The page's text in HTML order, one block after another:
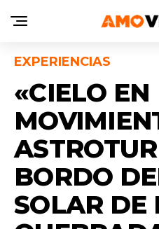
EXPERIENCIAS
«CIELO EN
BORDO
SOLAR DE